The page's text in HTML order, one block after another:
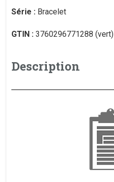
Série : Bracelet
GTIN : 3760296771288 (vert)
Description